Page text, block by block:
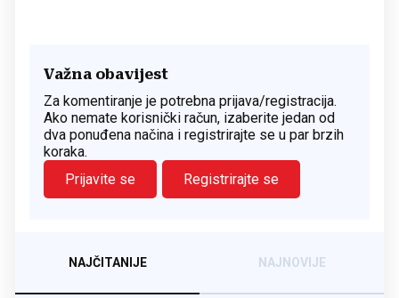
Važna obavijest
Za komentiranje je potrebna prijava/registracija.
Ako nemate korisnički račun, izaberite jedan od
dva ponuđena načina i registrirajte se u par brzih
koraka.
Prijavite se
Registrirajte se
NAJČITANIJE NAJNOVIJE